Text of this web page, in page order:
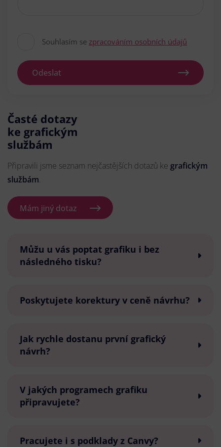
Souhlasím se zpracováním osobních údajů
Odeslat
Časté dotazy
ke grafickým
službám
Připravili jsme seznam nejčastějších dotazů ke grafickým
službám.
Mám jiný dotaz
Můžu u vás poptat grafiku i bez
následného tisku?
Poskytujete korektury v ceně návrhu?
Jak rychle dostanu první grafický
návrh?
V jakých programech grafiku
připravujete?
Pracujete i s podklady z Canvy?